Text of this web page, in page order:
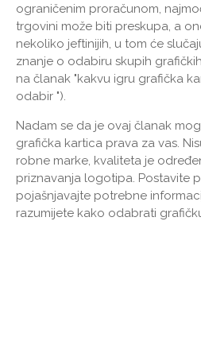
ograničenim proračunom,
trgovini može biti preskupa, a
nekoliko jeftinijih, u tom će
znanje o odabiru skupih
na članak "kakvu igru grafička
odabir ").
Nadam se da je ovaj članak
grafička kartica prava za vas.
robne marke, kvaliteta je
priznavanja logotipa. Postavite
pojašnjavajte potrebne
razumijete kako odabrati